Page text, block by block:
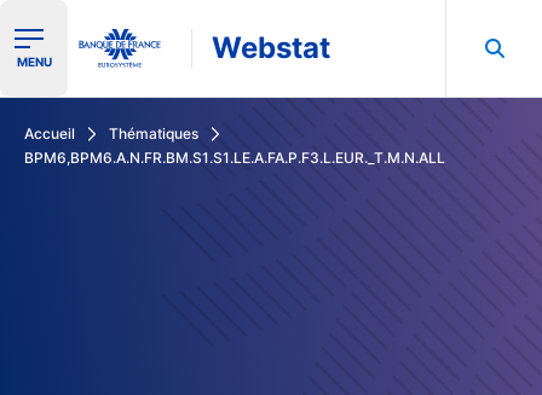
Ouvrir le menu de navigation
MENU Webstat
Accueil
Thématiques
BPM6,BPM6.A.N.FR.BM.S1.S1.LE.A.FA.P.F3.L.EUR._T.M.N.ALL